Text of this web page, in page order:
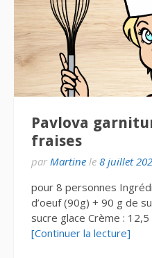
Pavlova
fraises
par Martine le 8 juillet
pour 8 personnes
d’oeuf (90g) + 90 g de
sucre glace Crème :
[Continuer la lecture]